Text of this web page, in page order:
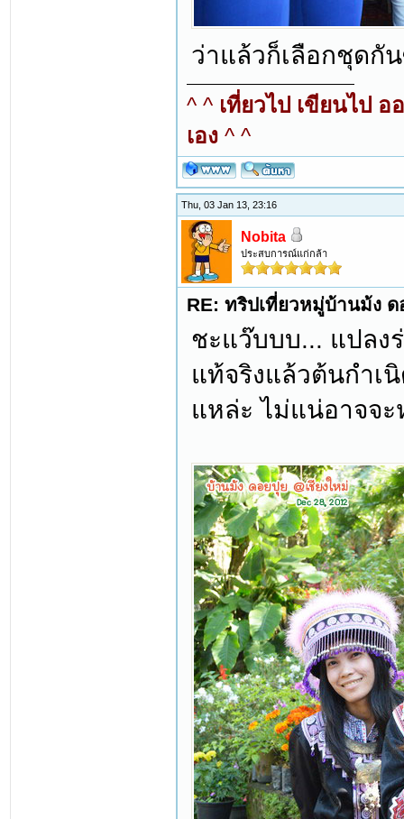
ว่าแล้วก็เลือกชุดกั
^ ^ เที่ยวไป เขียนไป
เอง ^ ^
Thu, 03 Jan 13, 23:16
Nobita
ประสบการณ์แก่กล้า
RE: ทริปเที่ยวหมู่บ้านม้ง
ชะแว๊บบบ... แปลงร่
แท้จริงแล้วต้นกำเ
แหล่ะ ไม่แน่อาจจ